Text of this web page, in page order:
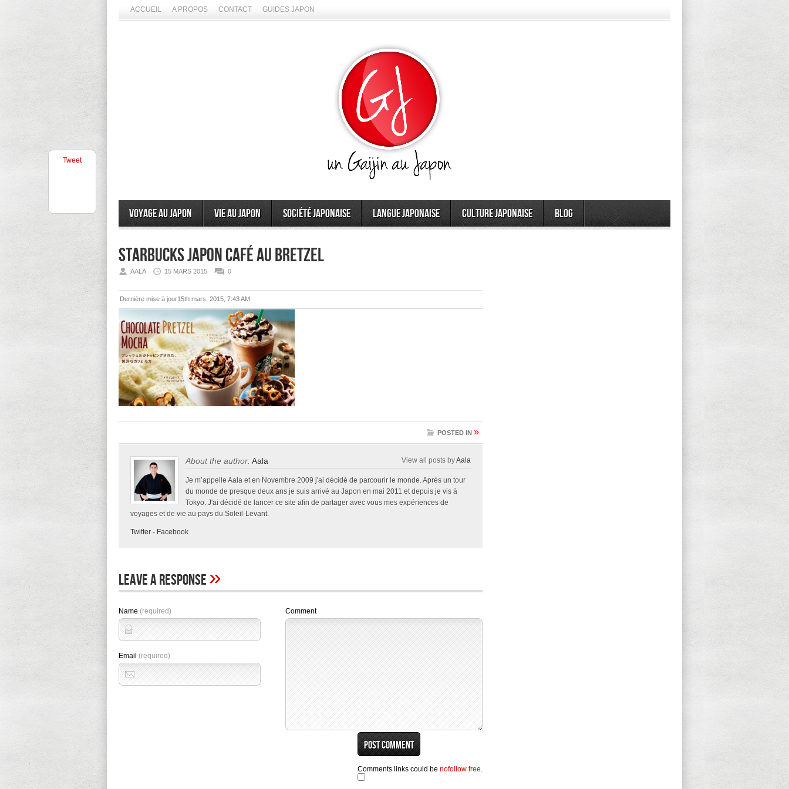
ACCUEIL A PROPOS CONTACT GUIDES JAPON
Voyage au Japon Vie au Japon Société japonaise Langue japonaise Culture japonaise Blog
Starbucks Japon café au bretzel
AALA 15 MARS 2015 0
Dernière mise à jour15th mars, 2015, 7:43 AM
Tweet
POSTED IN »
About the author:Aala View all posts byAala
Je m’appelle Aala et en Novembre 2009 j'ai décidé de parcourir le monde. Après un tour
du monde de presque deux ans je suis arrivé au Japon en mai 2011 et depuis je vis à
Tokyo. J'ai décidé de lancer ce site afin de partager avec vous mes expériences de
voyages et de vie au pays du Soleil-Levant.
Twitter - Facebook
Leave A Response»
Name (required)
Email (required)
Comment
Comments links could be nofollow free.